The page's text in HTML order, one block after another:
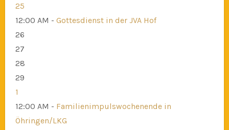
25
12:00 AM - Gottesdienst in der JVA Hof
26
27
28
29
1
12:00 AM - Familienimpulswochenende in
Öhringen/LKG